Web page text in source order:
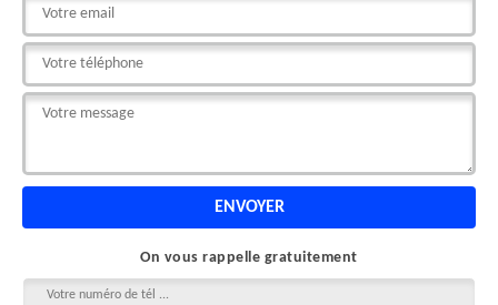
On vous rappelle gratuitement